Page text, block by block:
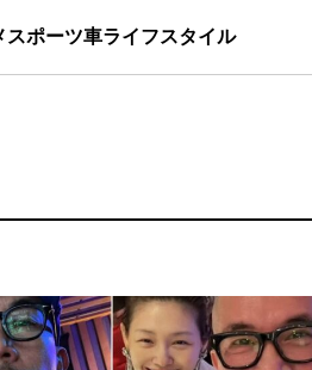
スポーツ車ライフスタイル